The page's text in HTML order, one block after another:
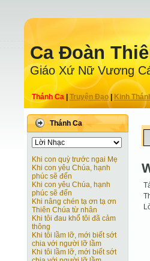
Ca Ðoàn
Giáo Xứ Nữ Vương
Thánh Ca Truyện Ðạo| Kinh
Thánh Ca
Khi con quỳ trước ngai Mẹ
Khi con yêu Chúa, hạnh
phúc sẽ đến
Khi con yêu Chúa, hạnh
phúc sẽ đến
Khi nâng chén tạ ơn tạ ơn
Thiên Chúa từ nhân
Khi tôi đau khổ tôi đã cảm
thông
Khi tôi lầm lỡ, mới biết sớt
chia với người lỡ lầm
Khi tôi lầm lỡ, mới biết sớt